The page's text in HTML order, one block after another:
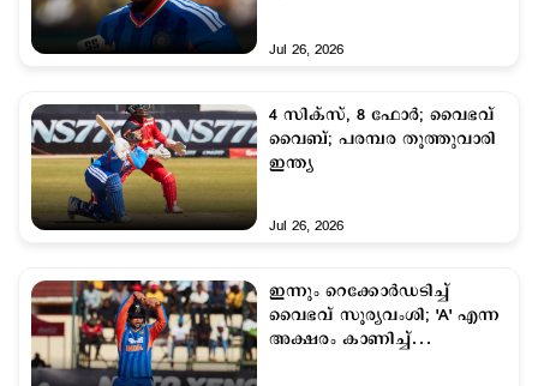
Jul 26, 2026
4 സിക്സ്, 8 ഫോർ; വൈഭവ്
ൈവബ്; പരമ്പര തൂത്തുവാരി
ഇന്ത്യ
Jul 26, 2026
ഇന്നും റെക്കോർഡടിച്ച്
വൈഭവ് സൂര്യവംശി; 'A' എന്ന
അക്ഷരം കാണിച്ച്